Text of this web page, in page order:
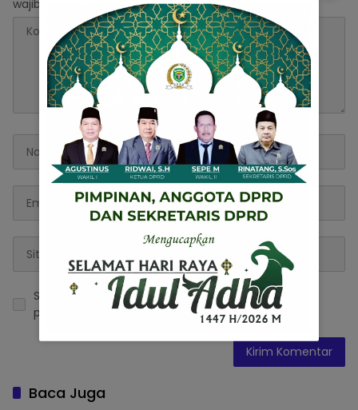
wajib ditandai
Simpan nama, email, dan situs web saya pada
peramban ini untuk komentar saya berikutnya.
Baca Juga